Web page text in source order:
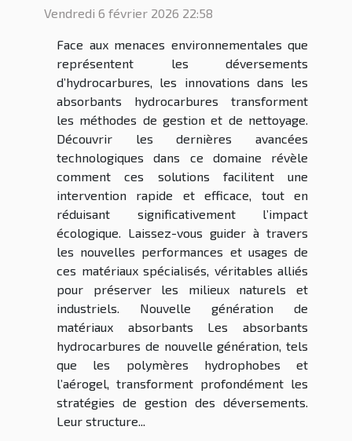
Vendredi 6 février 2026 22:58
Face aux menaces environnementales que
représentent les déversements
d’hydrocarbures, les innovations dans les
absorbants hydrocarbures transforment
les méthodes de gestion et de nettoyage.
Découvrir les dernières avancées
technologiques dans ce domaine révèle
comment ces solutions facilitent une
intervention rapide et efficace, tout en
réduisant significativement l’impact
écologique. Laissez-vous guider à travers
les nouvelles performances et usages de
ces matériaux spécialisés, véritables alliés
pour préserver les milieux naturels et
industriels. Nouvelle génération de
matériaux absorbants Les absorbants
hydrocarbures de nouvelle génération, tels
que les polymères hydrophobes et
l’aérogel, transforment profondément les
stratégies de gestion des déversements.
Leur structure...